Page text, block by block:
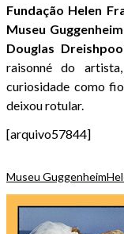
Fundação Helen
Museu
Douglas
raisonné do
curiosidade como
deixou rotular.
[arquivo57844]
Museu Guggenheim